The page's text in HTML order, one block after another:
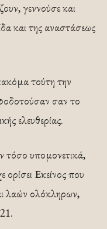
γεννούσε και
και της αναστάσεως
τούτη την
σαν το
ελευθερίας.
τόσο υπομονετικά,
Εκείνος που
λαών ολόκληρων,